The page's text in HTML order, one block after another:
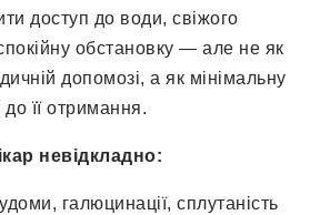
доступ до води, свіжого
обстановку — але не як
допомозі, а як мінімальну
до її отримання.
невідкладно:
галюцинації, сплутаність